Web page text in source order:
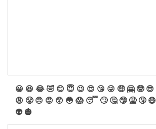
😀 😆 😂🤣 😊 😇 😉 😍 😘 😜 🤑 🤗 🤓 😎
😩 😤 😠 😡 😲 😳 😱 😴 🙄 🤔 🤥 🤮 🤧 😷
👽 🎃